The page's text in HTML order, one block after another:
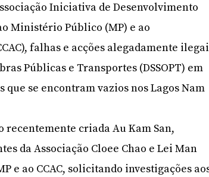
Iniciativa de Desenvolvimento
Ministério Público (MP) e ao
falhas e acções alegadamente
Públicas e Transportes (DSSOPT) em
se encontram vazios nos Lagos Nam
recentemente criada Au Kam San,
da Associação Cloee Chao e Lei Man
e ao CCAC, solicitando investigações